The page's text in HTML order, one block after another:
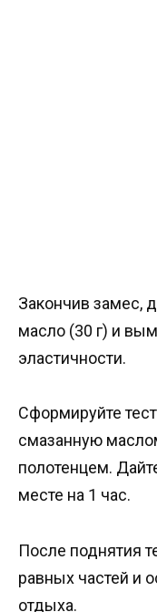
Закончив замес,
масло (30 г) и
эластичности.
Сформируйте
смазанную
полотенцем.
месте на 1 час.
После поднятия
равных частей и
отдыха.